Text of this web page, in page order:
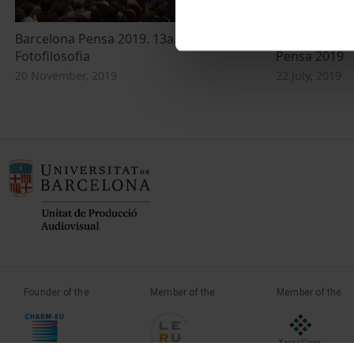
Barcelona Pensa 2019. 13a. Mostra de
Fotofilosofia
20 November, 2019
Pensa 2019
Founder of the Member of the Member of the